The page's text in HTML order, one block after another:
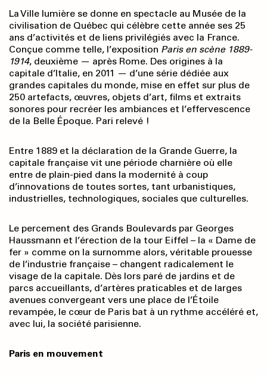
La Ville lumière se donne en spectacle au Musée de la
civilisation de Québec qui célèbre cette année ses 25
ans d’activités et de liens privilégiés avec la France.
Conçue comme telle, l’exposition Paris en scène 1889-
1914, deuxième — après Rome. Des origines à la
capitale d’Italie, en 2011 — d’une série dédiée aux
grandes capitales du monde, mise en effet sur plus de
250 artefacts, œuvres, objets d’art, films et extraits
sonores pour recréer les ambiances et l’effervescence
de la Belle Époque. Pari relevé !
Entre 1889 et la déclaration de la Grande Guerre, la
capitale française vit une période charnière où elle
entre de plain-pied dans la modernité à coup
d’innovations de toutes sortes, tant urbanistiques,
industrielles, technologiques, sociales que culturelles.
Le percement des Grands Boulevards par Georges
Haussmann et l’érection de la tour Eiffel – la « Dame de
fer » comme on la surnomme alors, véritable prouesse
de l’industrie française – changent radicalement le
visage de la capitale. Dès lors paré de jardins et de
parcs accueillants, d’artères praticables et de larges
avenues convergeant vers une place de l’Étoile
revampée, le cœur de Paris bat à un rythme accéléré et,
avec lui, la société parisienne.
Paris en mouvement